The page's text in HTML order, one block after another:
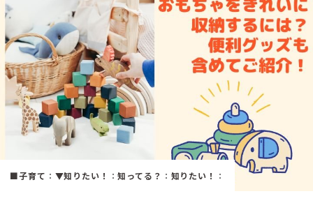
子育て
暮らし
おすすめ
スポット 学び・教育
「場」
HAREL HAREL
活用事例
■子育て ： ▼知りたい！ ：知ってる？ ： 知りたい！ ：